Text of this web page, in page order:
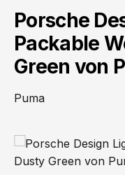
Porsche
Packable
Green von
Puma
Bildergalerie